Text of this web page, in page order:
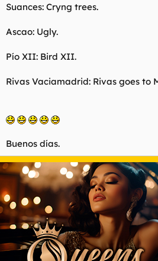
Suances: Cryng trees.
Ascao: Ugly.
Pío XII: Bird XII.
Rivas Vaciamadrid: Rivas goes to
Buenos días.